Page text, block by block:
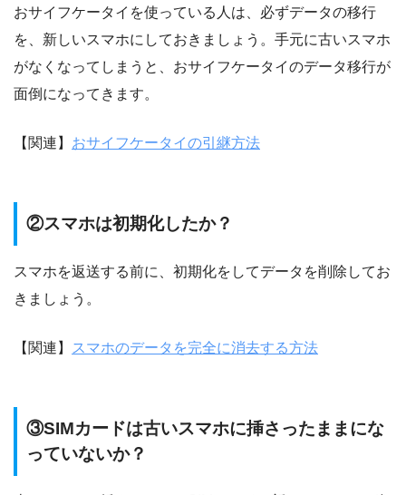
おサイフケータイを使っている人は、必ずデータの移行
を、新しいスマホにしておきましょう。手元に古いスマホ
がなくなってしまうと、おサイフケータイのデータ移行が
面倒になってきます。
【関連】 おサイフケータイの引継方法
②スマホは初期化したか？
スマホを返送する前に、初期化をしてデータを削除してお
きましょう。
【関連】 スマホのデータを完全に消去する方法
③SIMカードは古いスマホに挿さったままにな
っていないか？